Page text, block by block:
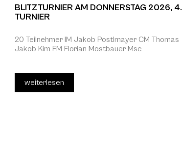
BLITZTURNIER AM DONNERSTAG 2026, 4.
TURNIER
20 Teilnehmer IM Jakob Postlmayer CM Thomas
Jakob Kim FM Florian Mostbauer Msc
weiterlesen